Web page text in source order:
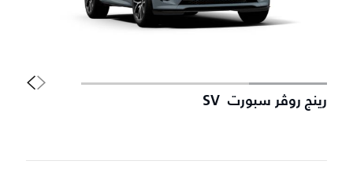
رينج روڤر سبورت SV